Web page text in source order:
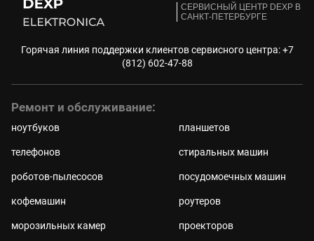
CЕРВИСНЫЙ ЦЕНТР DEXP В
САНКТ-ПЕТЕРБУРГЕ
Горячая линия поддержки клиентов сервисного центра:+7
(812) 602-47-88
Ремонт и обслуживание:
ноутбуков планшетов
телефонов стиральных машин
роботов-пылесосов посудомоечных машин
кофемашин роутеров
морозильных камер проекторов